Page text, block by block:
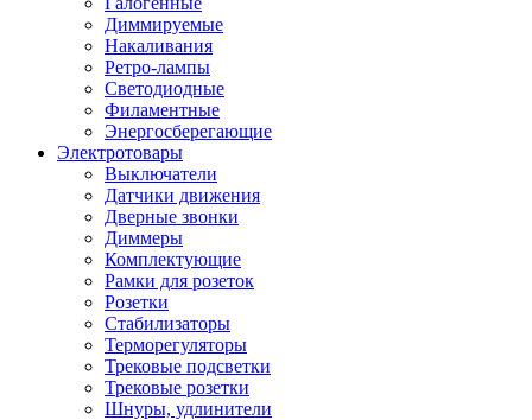
Диммируемые
Накаливания
Ретро-лампы
Светодиодные
Филаментные
Энергосберегающие
Электротовары
Выключатели
Датчики движения
Дверные звонки
Диммеры
Комплектующие
Рамки для розеток
Розетки
Стабилизаторы
Терморегуляторы
Трековые подсветки
Трековые розетки
Шнуры, удлинители